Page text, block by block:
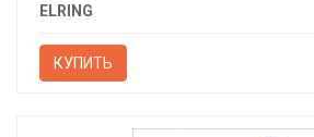
ELRING
КУПИТЬ